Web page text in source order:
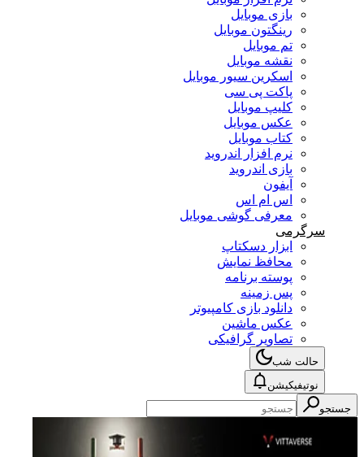
بازی موبایل
رینگتون موبایل
تم موبایل
نقشه موبایل
اسکرین سیور موبایل
پاکت پی سی
کلیپ موبایل
عکس موبایل
کتاب موبایل
نرم افزار اندروید
بازی اندروید
آیفون
اس ام اس
معرفی گوشی موبایل
سرگرمی
ابزار دسکتاپ
محافظ نمایش
پوسته برنامه
پس زمینه
دانلود بازی کامپیوتر
عکس ماشین
تصاویر گرافیکی
حالت شب
نوتیفیکیشن
جستجو